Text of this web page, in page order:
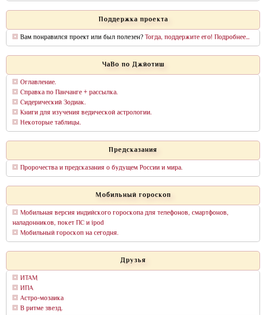
Поддержка проекта
Вам понравился проект или был полезен?Тогда, поддержите его! Подробнее...
ЧаВо по Джйотиш
Оглавление.
Справка по Панчанге + рассылка.
Сидерический Зодиак.
Книги для изучения ведической астрологии.
Некоторые таблицы.
Предсказания
Пророчества и предсказания о будущем России и мира.
Мобильный гороскоп
Мобильная версия индийского гороскопа для телефонов, смартфонов,
наладонников, покет ПС и ipod
Мобильный гороскоп на сегодня.
Друзья
ИТАМ
ИПА
Астро-мозаика
В ритме звезд.